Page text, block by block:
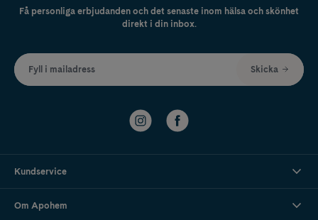
Få personliga erbjudanden och det senaste inom hälsa och skönhet
direkt i din inbox.
Fyll i mailadress Skicka
Kundservice
Om Apohem